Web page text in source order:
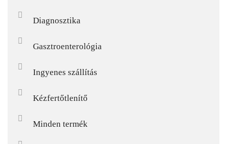
Diagnosztika
Gasztroenterológia
Ingyenes szállítás
Kézfertőtlenítő
Minden termék